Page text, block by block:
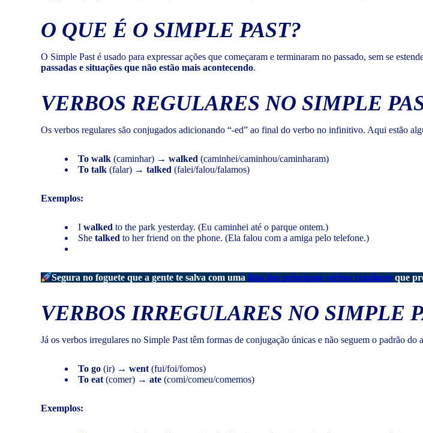
O QUE É O SIMPLE PAST?
O Simple Past é usado para expressar ações que começaram e terminaram no passado, sem se
passadas e situações que não estão mais acontecendo.
VERBOS REGULARES NO SIMPLE
Os verbos regulares são conjugados adicionando “-ed” ao final do verbo no infinitivo. Aqui estão
To walk (caminhar) → walked (caminhei/caminhou/caminharam)
To talk (falar) → talked (falei/falou/falamos)
Exemplos:
I walked to the park yesterday. (Eu caminhei até o parque ontem.)
She talked to her friend on the phone. (Ela falou com a amiga pelo telefone.)
Segura no foguete que a gente te salva com umalista dos principais verbos regulares que
VERBOS IRREGULARES NO SIMPLE
Já os verbos irregulares no Simple Past têm formas de conjugação únicas e não seguem o padrão
To go (ir) → went (fui/foi/fomos)
To eat (comer) → ate (comi/comeu/comemos)
Exemplos: